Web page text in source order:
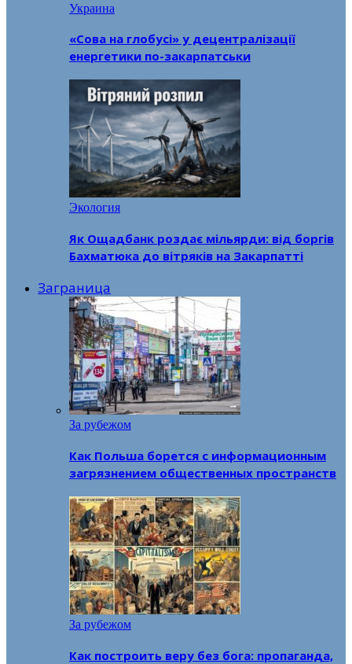
Украина
«Сова на глобусі» у децентралізації
енергетики по-закарпатськи
Экология
Як Ощадбанк роздає мільярди: від боргів
Бахматюка до вітряків на Закарпатті
Заграница
За рубежом
Как Польша борется с информационным
загрязнением общественных пространств
За рубежом
Как построить веру без бога: пропаганда,